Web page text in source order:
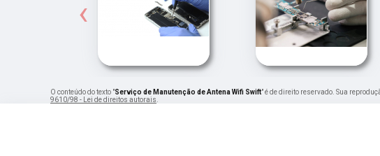
‹
O conteúdo do texto "Serviço de Manutenção de Antena Wifi Swift" é de direito reservado. Sua
9610/98 - Lei de direitos autorais